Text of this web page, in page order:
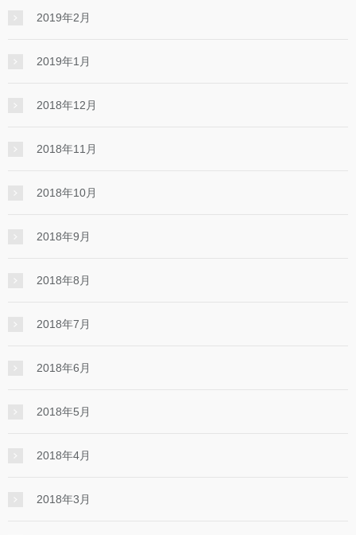
2019年2月
2019年1月
2018年12月
2018年11月
2018年10月
2018年9月
2018年8月
2018年7月
2018年6月
2018年5月
2018年4月
2018年3月